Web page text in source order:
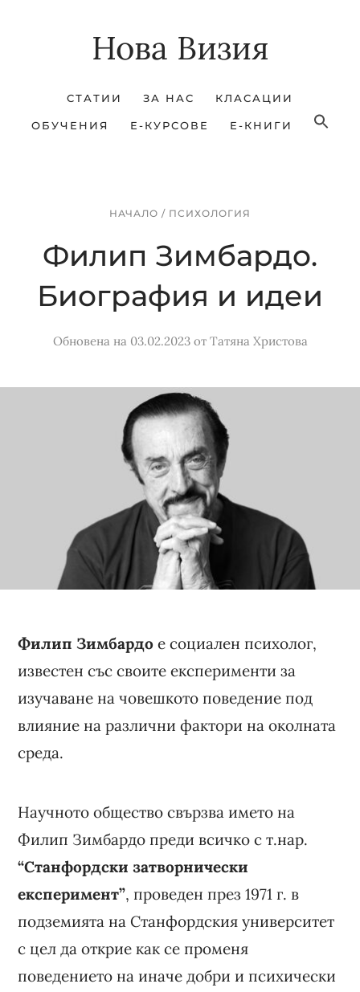
Нова Визия
СТАТИИ ЗА НАС КЛАСАЦИИ
ОБУЧЕНИЯ Е-КУРСОВЕ Е-КНИГИ
НАЧАЛО / ПСИХОЛОГИЯ
Филип Зимбардо.
Биография и идеи
Обновена на 03.02.2023от Татяна Христова
Филип Зимбардо е социален психолог,
известен със своите експерименти за
изучаване на човешкото поведение под
влияние на различни фактори на околната
среда.
Научното общество свързва името на
Филип Зимбардо преди всичко с т.нар.
“Станфордски затворнически
експеримент”, проведен през 1971 г. в
подземията на Станфордския университет
с цел да открие как се променя
поведението на иначе добри и психически